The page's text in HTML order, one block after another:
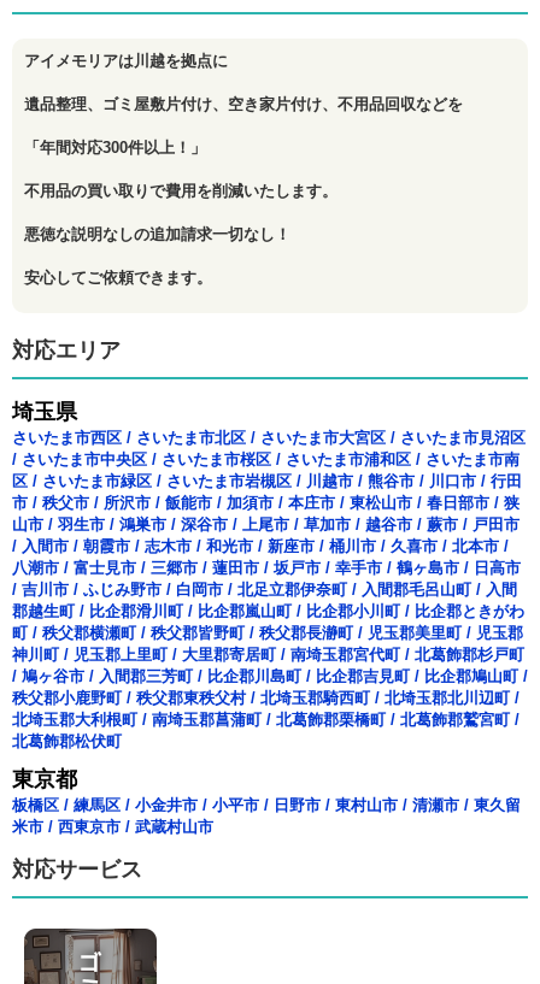
アイメモリアは川越を拠点に
遺品整理、ゴミ屋敷片付け、空き家片付け、不用品回収などを
「年間対応300件以上！」
不用品の買い取りで費用を削減いたします。
悪徳な説明なしの追加請求一切なし！
安心してご依頼できます。
対応エリア
埼玉県
さいたま市西区 / さいたま市北区 / さいたま市大宮区 / さいたま市見沼区
/ さいたま市中央区 / さいたま市桜区 / さいたま市浦和区 / さいたま市南
区 / さいたま市緑区 / さいたま市岩槻区 / 川越市 / 熊谷市 / 川口市 / 行田
市 / 秩父市 / 所沢市 / 飯能市 / 加須市 / 本庄市 / 東松山市 / 春日部市 / 狭
山市 / 羽生市 / 鴻巣市 / 深谷市 / 上尾市 / 草加市 / 越谷市 / 蕨市 / 戸田市
/ 入間市 / 朝霞市 / 志木市 / 和光市 / 新座市 / 桶川市 / 久喜市 / 北本市 /
八潮市 / 富士見市 / 三郷市 / 蓮田市 /坂戸市 / 幸手市 / 鶴ヶ島市 / 日高市
/ 吉川市 / ふじみ野市 / 白岡市 / 北足立郡伊奈町/ 入間郡毛呂山町/ 入間
郡越生町/ 比企郡滑川町/ 比企郡嵐山町/ 比企郡小川町/ 比企郡ときがわ
町/ 秩父郡横瀬町/ 秩父郡皆野町/ 秩父郡長瀞町/ 児玉郡美里町/ 児玉郡
神川町/ 児玉郡上里町/ 大里郡寄居町/ 南埼玉郡宮代町/ 北葛飾郡杉戸町
/ 鳩ヶ谷市 / 入間郡三芳町/ 比企郡川島町/ 比企郡吉見町/ 比企郡鳩山町/
秩父郡小鹿野町/ 秩父郡東秩父村/ 北埼玉郡騎西町/ 北埼玉郡北川辺町/
北埼玉郡大利根町/ 南埼玉郡菖蒲町/ 北葛飾郡栗橋町/ 北葛飾郡鷲宮町/
北葛飾郡松伏町
東京都
板橋区 / 練馬区 / 小金井市 / 小平市 / 日野市 / 東村山市 / 清瀬市 / 東久留
米市 / 西東京市 / 武蔵村山市
対応サービス